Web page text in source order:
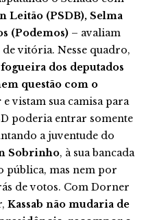
Leitão (PSDB), Selma
(Podemos) – avaliam
vitória. Nesse quadro,
dos deputados
questão com o
e vistam sua camisa para
poderia entrar somente
a juventude do
Sobrinho, à sua bancada
pública, mas nem por
de votos. Com Dorner
Kassab não mudaria de